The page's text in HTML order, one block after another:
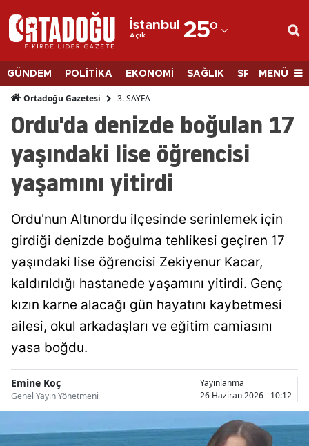
İstanbul
Açık 25°
Adana
Adıyaman
Afyonkarahisar
Ağrı
Amasya
Ankara
Antalya
Artvin
Aydın
Bilecik
Bolu
GÜNDEM POLİTİKA EKONOMİ SAĞLIK SPORMENÜ
Ortadoğu Gazetesi 3. SAYFA
Ordu'da denizde boğulan 17
yaşındaki lise öğrencisi
yaşamını yitirdi
Ordu'nun Altınordu ilçesinde serinlemek için
girdiği denizde boğulma tehlikesi geçiren 17
yaşındaki lise öğrencisi Zekiyenur Kacar,
kaldırıldığı hastanede yaşamını yitirdi. Genç
kızın karne alacağı gün hayatını kaybetmesi
ailesi, okul arkadaşları ve eğitim camiasını
yasa boğdu.
Emine Koç
Genel Yayın Yönetmeni
Yayınlanma
26 Haziran 2026 - 10:12